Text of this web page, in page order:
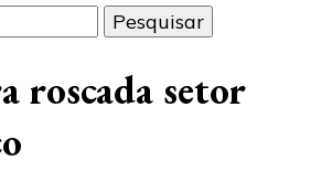
roscada setor